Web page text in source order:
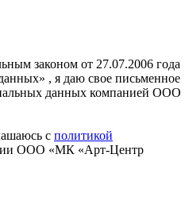
законом от 27.07.2006 года
, я даю свое письменное
данных компанией ООО
с политикой
ООО «МК «Арт-Центр